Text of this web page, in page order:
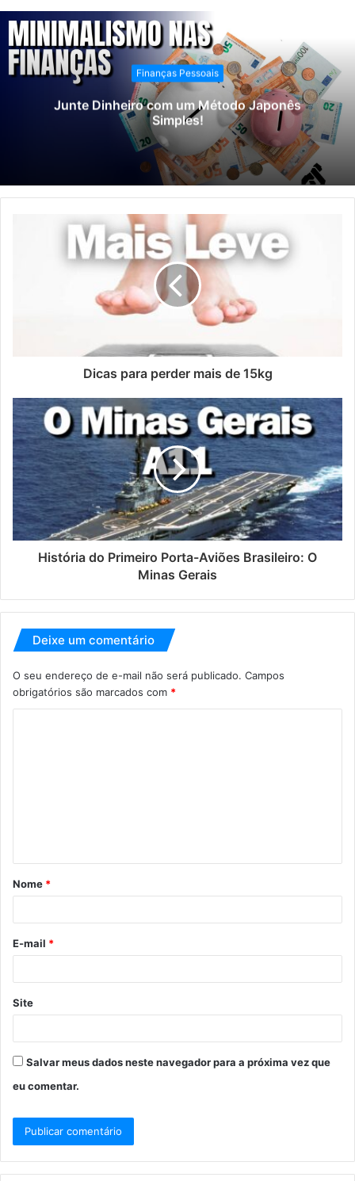
Finanças Pessoais
Junte Dinheiro com um Método Japonês
Simples!
Dicas para perder mais de 15kg
História do Primeiro Porta-Aviões Brasileiro: O
Minas Gerais
Deixe um comentário
O seu endereço de e-mail não será publicado. Campos
obrigatórios são marcados com *
Nome *
E-mail *
Site
Salvar meus dados neste navegador para a próxima vez que
eu comentar.